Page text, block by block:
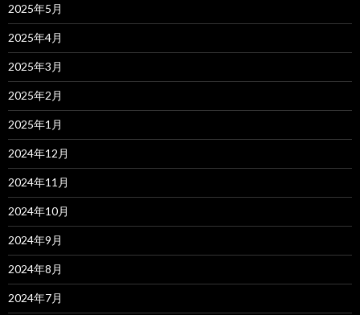
2025年5月
2025年4月
2025年3月
2025年2月
2025年1月
2024年12月
2024年11月
2024年10月
2024年9月
2024年8月
2024年7月